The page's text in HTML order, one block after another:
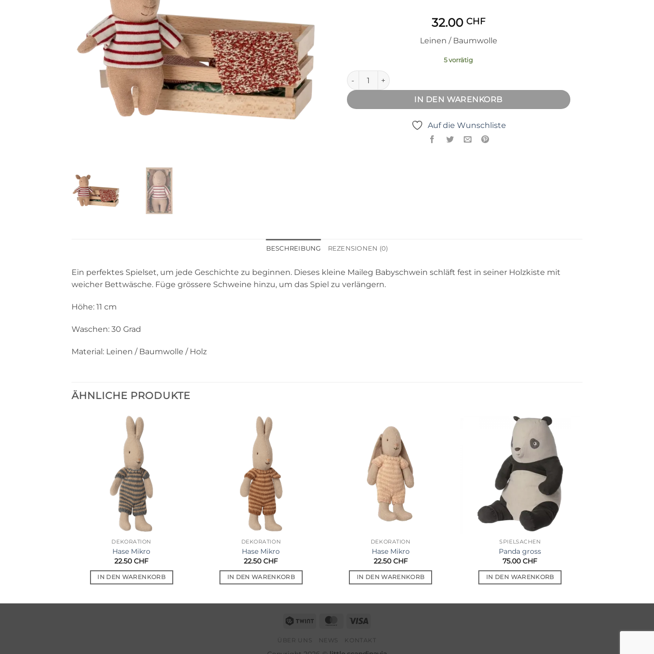
32.00 CHF
Leinen / Baumwolle
5 vorrätig
Schwein in der Box Menge
IN DEN WARENKORB
Auf die Wunschliste
BESCHREIBUNG REZENSIONEN (0)
Ein perfektes Spielset, um jede Geschichte zu beginnen. Dieses kleine Maileg Babyschwein schläft fest in seiner Holzkiste mit
weicher Bettwäsche. Füge grössere Schweine hinzu, um das Spiel zu verlängern.
Höhe: 11 cm
Waschen: 30 Grad
Material: Leinen / Baumwolle / Holz
ÄHNLICHE PRODUKTE
DEKORATION
Hase Mikro
22.50CHF
IN DEN WARENKORB
DEKORATION
Hase Mikro
22.50CHF
IN DEN WARENKORB
DEKORATION
Hase Mikro
22.50CHF
IN DEN WARENKORB
Auf die
Wunschliste
SPIELSACHEN
Panda gross
75.00CHF
IN DEN WARENKORB
Twint MasterCard
Visa
ÜBER UNS NEWS KONTAKT